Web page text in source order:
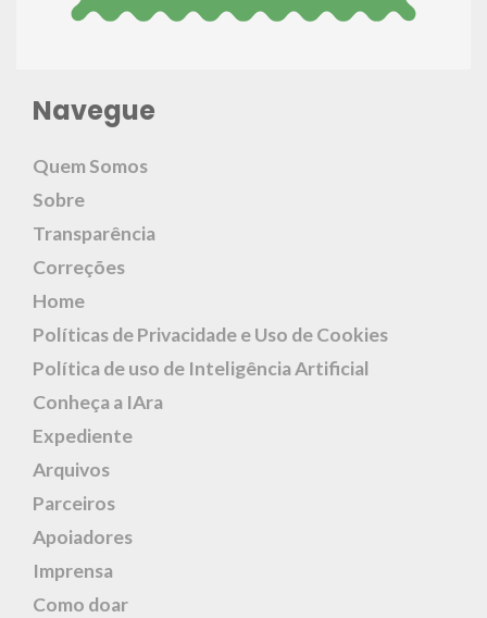
Navegue
Quem Somos
Sobre
Transparência
Correções
Home
Políticas de Privacidade e Uso de Cookies
Política de uso de Inteligência Artificial
Conheça a IAra
Expediente
Arquivos
Parceiros
Apoiadores
Imprensa
Como doar